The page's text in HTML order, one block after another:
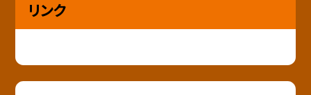
リンク